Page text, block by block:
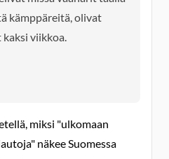
kämppäreitä, olivat
kaksi viikkoa.
miksi "ulkomaan
näkee Suomessa